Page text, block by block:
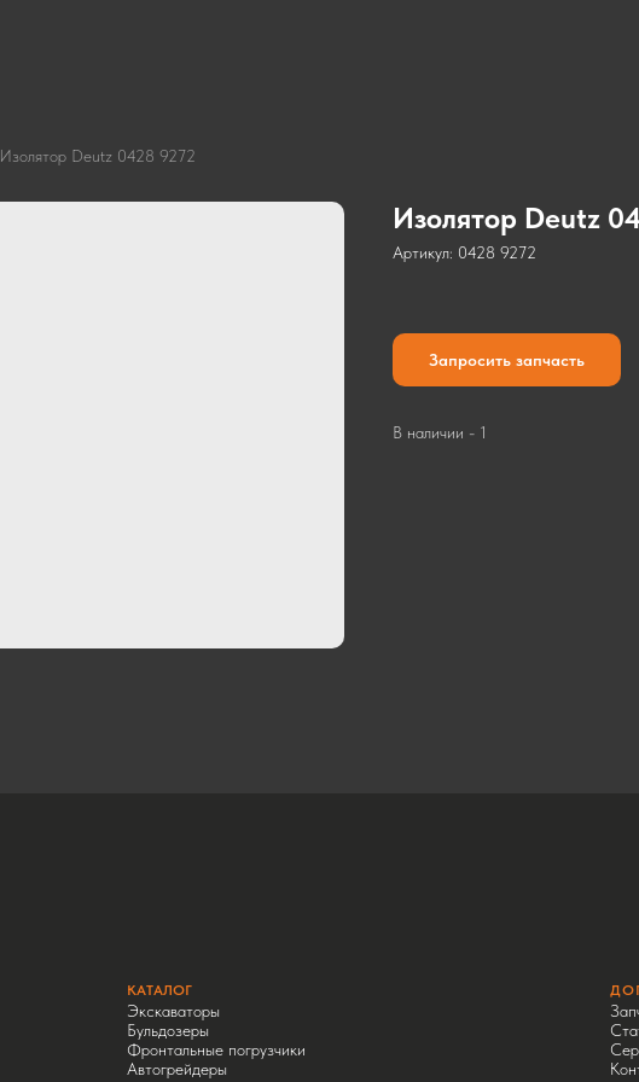
Изолятор Deutz 0428 9272
Изолятор Deutz
Артикул: 0428 9272
Запросить запчасть
В наличии - 1
КАТАЛОГ
Экскаваторы
Бульдозеры
Фронтальные погрузчики
Автогрейдеры